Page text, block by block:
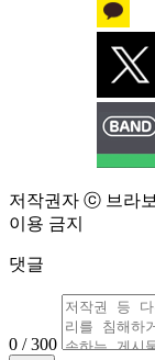
저작권자 ⓒ 브라
이용 금지
댓글
0 / 300